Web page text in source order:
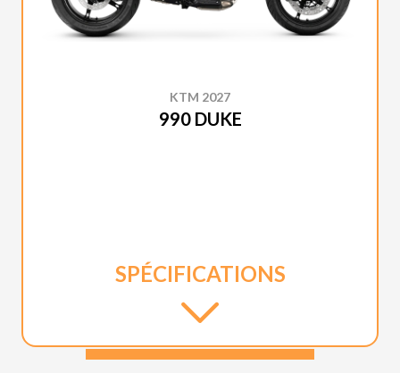
KTM 2027
990 DUKE
SPÉCIFICATIONS